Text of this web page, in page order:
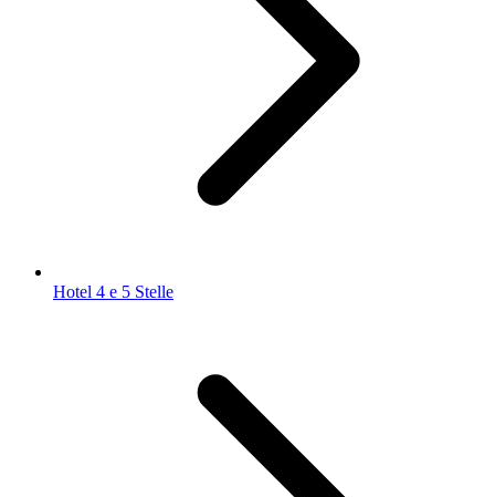
Hotel 4 e 5 Stelle